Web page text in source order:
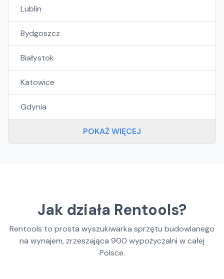
Lublin
Bydgoszcz
Białystok
Katowice
Gdynia
POKAŻ WIĘCEJ
Jak działa Rentools?
Rentools to prosta wyszukiwarka sprzętu budowlanego
na wynajem, zrzeszająca 900 wypożyczalni w całej
Polsce.